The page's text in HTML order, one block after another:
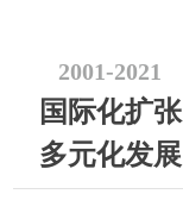
2001-2021
国际化扩张
多元化发展